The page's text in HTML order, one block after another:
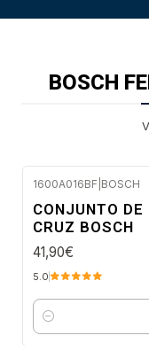
BOSCH
1600A016BF BOSCH
CONJUNTO DE
CRUZ BOSCH
41,90€
5.0
Quantidade